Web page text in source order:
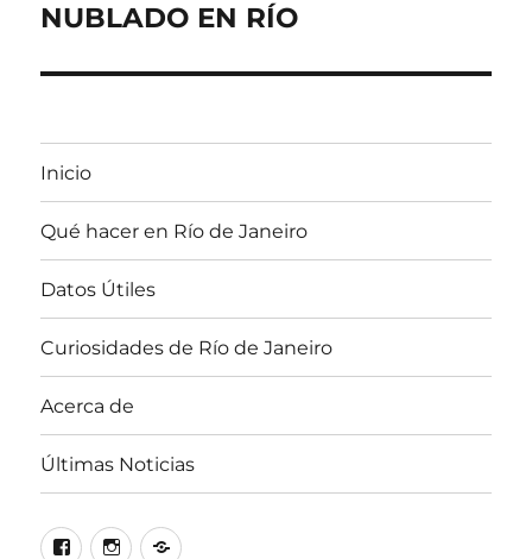
entrada:
NUBLADO EN RÍO
Inicio
Qué hacer en Río de Janeiro
Datos Útiles
Curiosidades de Río de Janeiro
Acerca de
Últimas Noticias
FacebookInstagram
Correo